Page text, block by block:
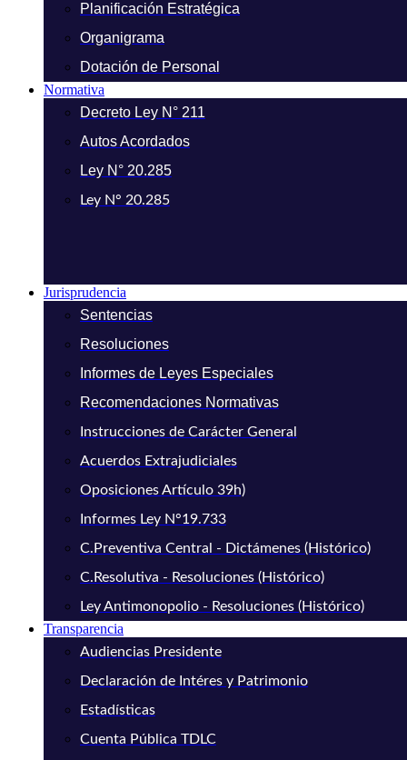
Planificación Estratégica
Organigrama
Dotación de Personal
Normativa
Decreto Ley N° 211
Autos Acordados
Ley N° 20.285
Ley N° 20.285
Jurisprudencia
Sentencias
Resoluciones
Informes de Leyes Especiales
Recomendaciones Normativas
Instrucciones de Carácter General
Acuerdos Extrajudiciales
Oposiciones Artículo 39h)
Informes Ley N°19.733
C.Preventiva Central - Dictámenes (Histórico)
C.Resolutiva - Resoluciones (Histórico)
Ley Antimonopolio - Resoluciones (Histórico)
Transparencia
Audiencias Presidente
Declaración de Intéres y Patrimonio
Estadísticas
Cuenta Pública TDLC